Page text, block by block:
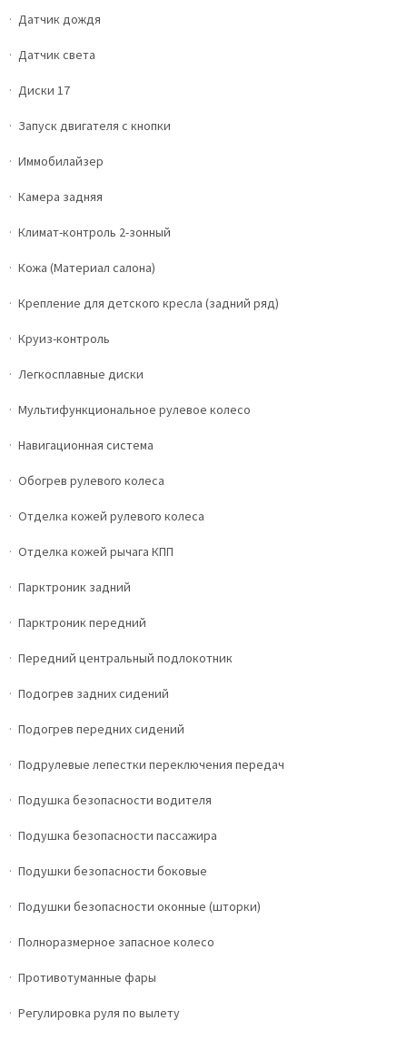
Датчик дождя
Датчик света
Диски 17
Запуск двигателя с кнопки
Иммобилайзер
Камера задняя
Климат-контроль 2-зонный
Кожа (Материал салона)
Крепление для детского кресла (задний ряд)
Круиз-контроль
Легкосплавные диски
Мультифункциональное рулевое колесо
Навигационная система
Обогрев рулевого колеса
Отделка кожей рулевого колеса
Отделка кожей рычага КПП
Парктроник задний
Парктроник передний
Передний центральный подлокотник
Подогрев задних сидений
Подогрев передних сидений
Подрулевые лепестки переключения передач
Подушка безопасности водителя
Подушка безопасности пассажира
Подушки безопасности боковые
Подушки безопасности оконные (шторки)
Полноразмерное запасное колесо
Противотуманные фары
Регулировка руля по вылету